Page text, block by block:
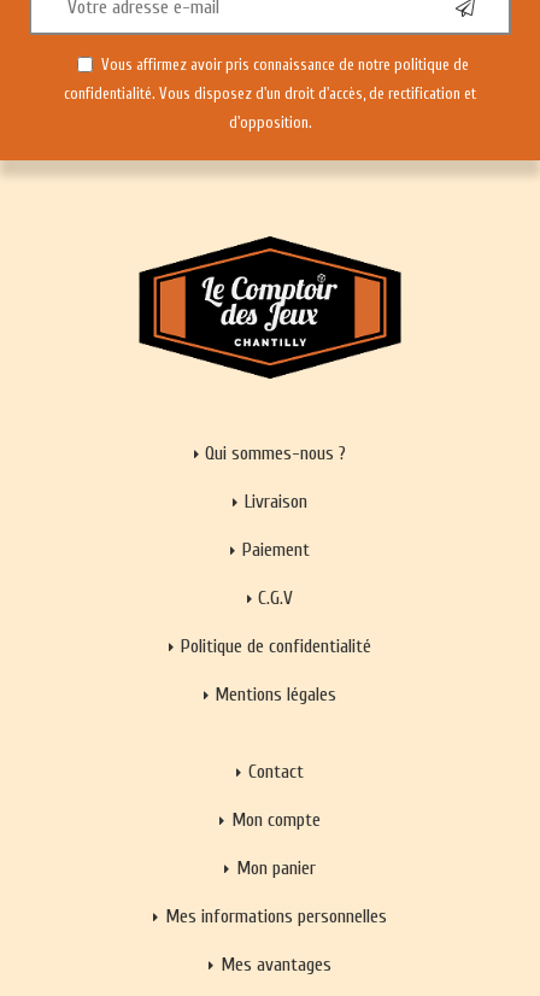
Vous affirmez avoir pris connaissance de notre politique de
confidentialité. Vous disposez d'un droit d'accès, de rectification et
d'opposition.
Qui sommes-nous ?
Livraison
Paiement
C.G.V
Politique de confidentialité
Mentions légales
Contact
Mon compte
Mon panier
Mes informations personnelles
Mes avantages